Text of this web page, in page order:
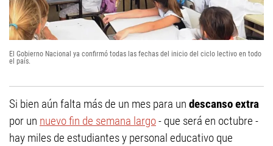
El Gobierno Nacional ya confirmó todas las fechas del inicio del ciclo lectivo en todo
el país.
Si bien aún falta más de un mes para un descanso extra
por un nuevo fin de semana largo- que será en octubre -
hay miles de estudiantes y personal educativo que